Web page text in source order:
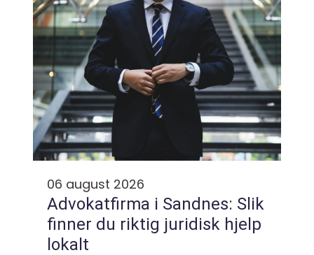
06 august 2026
Advokatfirma i Sandnes: Slik
finner du riktig juridisk hjelp
lokalt